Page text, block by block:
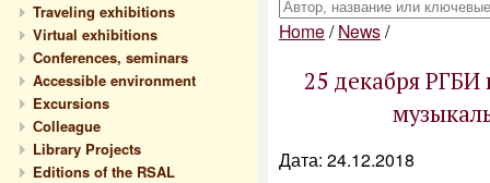
Traveling exhibitions
Virtual exhibitions
Conferences, seminars
Accessible environment
Excursions
Сolleague
Library Projects
Editions of the RSAL
Home/ News/
25 декабря РГБИ
Дата: 24.12.2018